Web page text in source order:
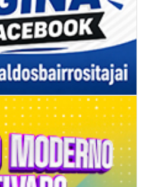
oficinas gratuitas e atividades